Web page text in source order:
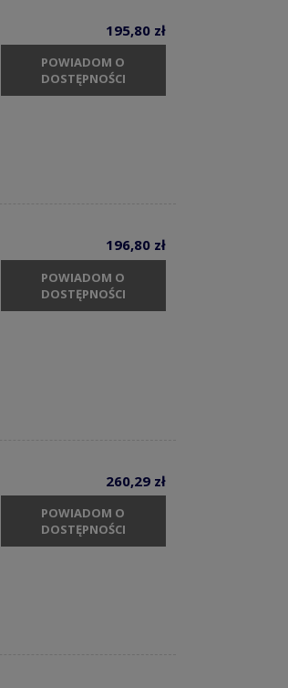
195,80 zł
POWIADOM O
DOSTĘPNOŚCI
196,80 zł
POWIADOM O
DOSTĘPNOŚCI
260,29 zł
POWIADOM O
DOSTĘPNOŚCI